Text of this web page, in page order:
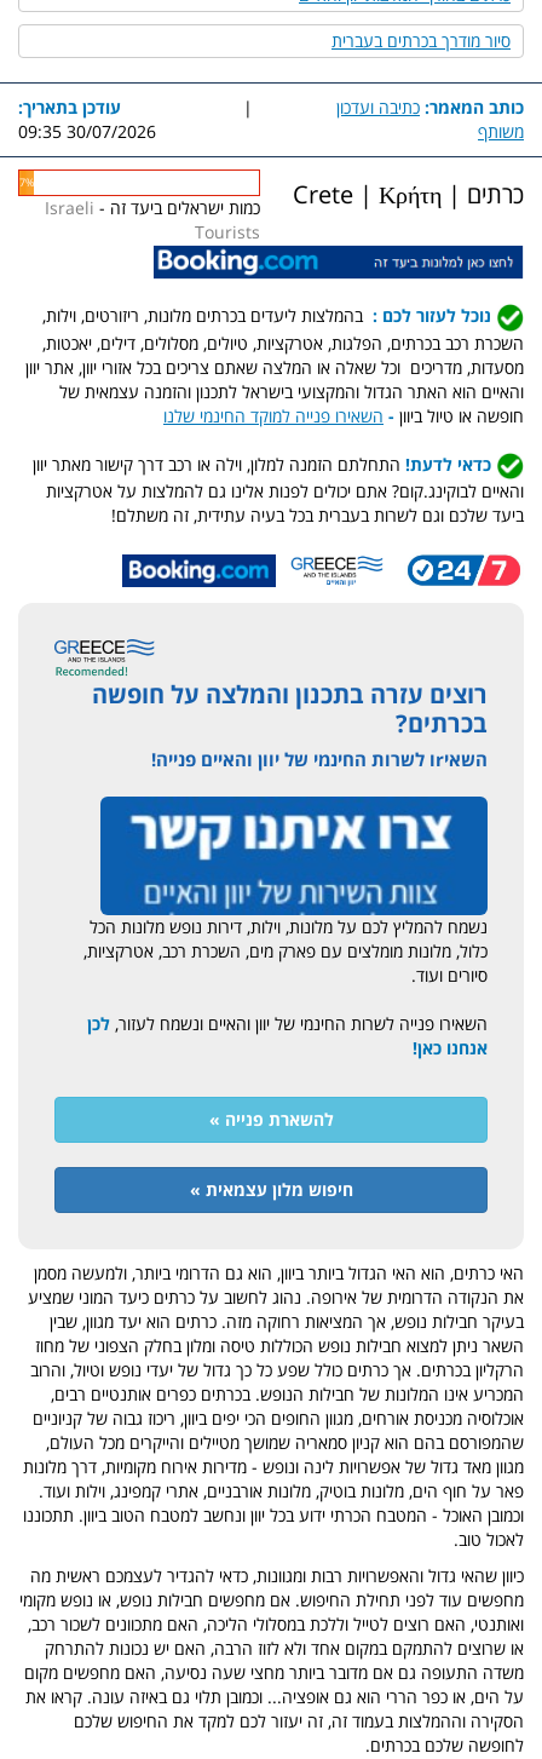
סיור מודרך בכרתים בעברית
כותב המאמר: כתיבה ועדכון
משותף
|
עודכן בתאריך:
30/07/2026 09:35
7%
כמות ישראלים ביעד זה - Israeli
Tourists
כרתים | Crete | Κρήτη
נוכל לעזור לכם : בהמלצות ליעדים בכרתים מלונות, ריזורטים, וילות,
השכרת רכב בכרתים, הפלגות, אטרקציות, טיולים, מסלולים, דילים, יאכטות,
מסעדות, מדריכים וכל שאלה או המלצה שאתם צריכים בכל אזורי יוון, אתר יוון
והאיים הוא האתר הגדול והמקצועי בישראל לתכנון והזמנה עצמאית של
חופשה או טיול ביוון - השאירו פנייה למוקד החינמי שלנו
כדאי לדעת! התחלתם הזמנה למלון, וילה או רכב דרך קישור מאתר יוון
והאיים לבוקינג.קום? אתם יכולים לפנות אלינו גם להמלצות על אטרקציות
ביעד שלכם וגם לשרות בעברית בכל בעיה עתידית, זה משתלם!
רוצים עזרה בתכנון והמלצה על חופשה
בכרתים?
השאיrו לשרות החינמי של יוון והאיים פנייה!
נשמח להמליץ לכם על מלונות, וילות, דירות נופש מלונות הכל
כלול, מלונות מומלצים עם פארק מים, השכרת רכב, אטרקציות,
סיורים ועוד.
השאירו פנייה לשרות החינמי של יוון והאיים ונשמח לעזור, לכן
אנחנו כאן!
להשארת פנייה »
חיפוש מלון עצמאית »
האי כרתים, הוא האי הגדול ביותר ביוון, הוא גם הדרומי ביותר, ולמעשה מסמן
את הנקודה הדרומית של אירופה. נהוג לחשוב על כרתים כיעד המוני שמציע
בעיקר חבילות נופש, אך המציאות רחוקה מזה. כרתים הוא יעד מגוון, שבין
השאר ניתן למצוא חבילות נופש הכוללות טיסה ומלון בחלק הצפוני של מחוז
הרקליון בכרתים. אך כרתים כולל שפע כל כך גדול של יעדי נופש וטיול, והרוב
המכריע אינו המלונות של חבילות הנופש. בכרתים כפרים אותנטיים רבים,
אוכלוסיה מכניסת אורחים, מגוון החופים הכי יפים ביוון, ריכוז גבוה של קניוניים
שהמפורסם בהם הוא קניון סמאריה שמושך מטיילים והייקרים מכל העולם,
מגוון מאד גדול של אפשרויות לינה ונופש - מדירות אירוח מקומיות, דרך מלונות
פאר על חוף הים, מלונות בוטיק, מלונות אורבניים, אתרי קמפינג, וילות ועוד.
וכמובן האוכל - המטבח הכרתי ידוע בכל יוון ונחשב למטבח הטוב ביוון. תתכוננו
לאכול טוב.
כיוון שהאי גדול והאפשרויות רבות ומגוונות, כדאי להגדיר לעצמכם ראשית מה
מחפשים עוד לפני תחילת החיפוש. אם מחפשים חבילות נופש, או נופש מקומי
ואותנטי, האם רוצים לטייל וללכת במסלולי הליכה, האם מתכוונים לשכור רכב,
או שרוצים להתמקם במקום אחד ולא לזוז הרבה, האם יש נכונות להתרחק
משדה התעופה גם אם מדובר ביותר מחצי שעה נסיעה, האם מחפשים מקום
על הים, או כפר הררי הוא גם אופציה... וכמובן תלוי גם באיזה עונה. קראו את
הסקירה וההמלצות בעמוד זה, זה יעזור לכם למקד את החיפוש שלכם
לחופשה שלכם בכרתים.